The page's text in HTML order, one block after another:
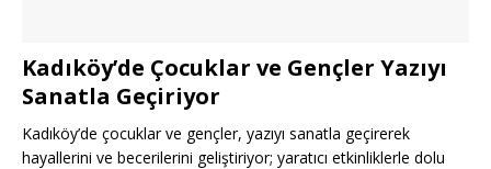
Kadıköy’de Çocuklar ve Gençler Yazıyı
Sanatla Geçiriyor
Kadıköy’de çocuklar ve gençler, yazıyı sanatla geçirerek
hayallerini ve becerilerini geliştiriyor; yaratıcı etkinliklerle dolu